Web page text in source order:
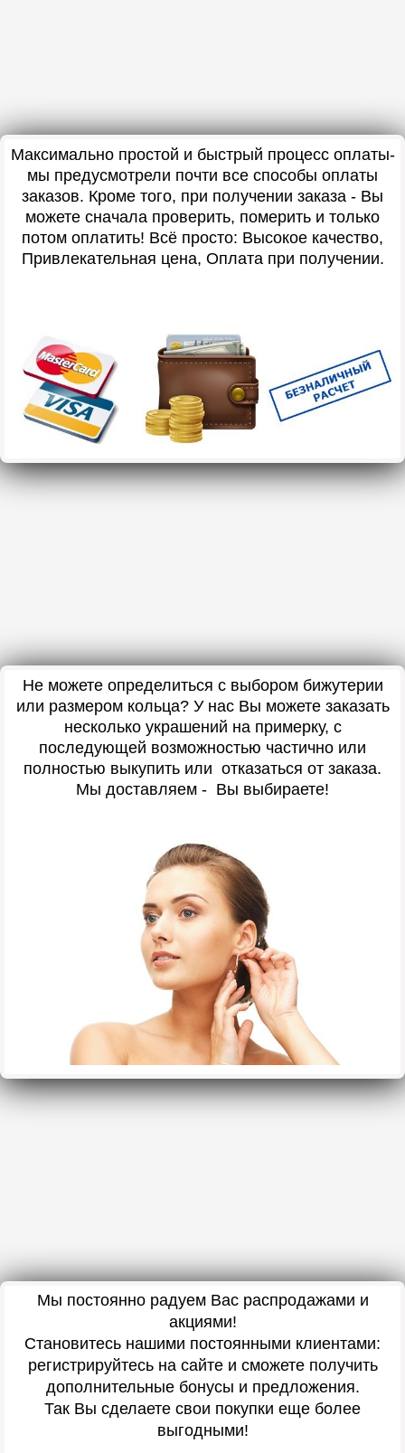
Максимально простой и быстрый процесс оплаты-
мы предусмотрели почти все способы оплаты
заказов. Кроме того, при получении заказа - Вы
можете сначала проверить, померить и только
потом оплатить! Всё просто: Высокое качество,
Привлекательная цена, Оплата при получении.
Не можете определиться с выбором бижутерии
или размером кольца? У нас Вы можете заказать
несколько украшений на примерку, с
последующей возможностью частично или
полностью выкупить или отказаться от заказа.
Мы доставляем - Вы выбираете!
Мы постоянно радуем Вас распродажами и
акциями!
Становитесь нашими постоянными клиентами:
регистрируйтесь на сайте и сможете получить
дополнительные бонусы и предложения.
Так Вы сделаете свои покупки еще более
выгодными!